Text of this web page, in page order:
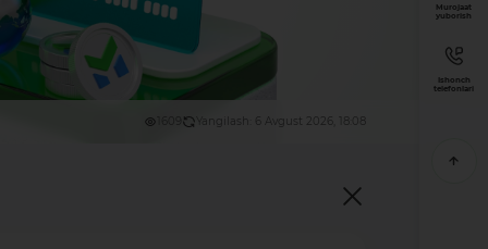
Yangilash: 6 Avgust 2026, 18:08
Murojaat
yuborish
Ishonch
telefonlari